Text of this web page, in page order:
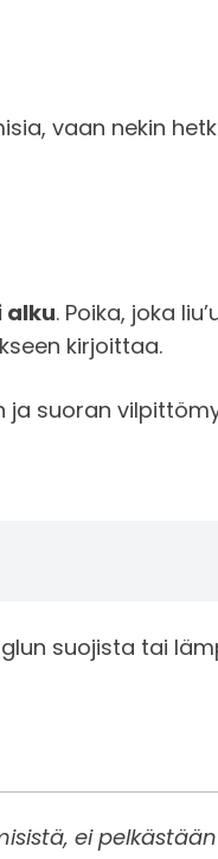
vaan nekin
alku. Poika, joka
kirjoittaa.
ja suoran
suojista tai
ei